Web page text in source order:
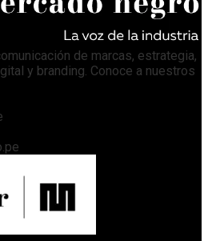
de marcas, estrategia,
y branding. Conoce a nuestros